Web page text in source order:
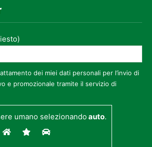
dei miei dati personali per l’invio di
e promozionale tramite il servizio di
umano selezionandoauto.